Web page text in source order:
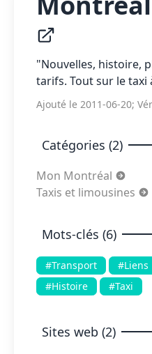
"Nouvelles, histoire,
tarifs. Tout sur le taxi
Ajouté le 2011-06-20;
Catégories (2)
Mon Montréal
Taxis et limousines
Mots-clés (6)
#Transport #Liens
#Histoire
#Taxi
Sites web (2)